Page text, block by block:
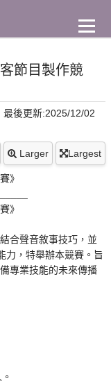
節目製作競
最後更新:2025/12/02
Larger Largest
》
》
合聲音敘事技巧，並
力，特舉辦本競賽。旨
專業技能的未來傳播